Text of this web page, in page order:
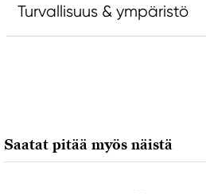
Turvallisuus & ympäristö
7311 PD Apeldoorn, Netherlands
info@royaltalens.com
Saatat pitää myös näistä